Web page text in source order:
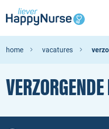
home vacatures